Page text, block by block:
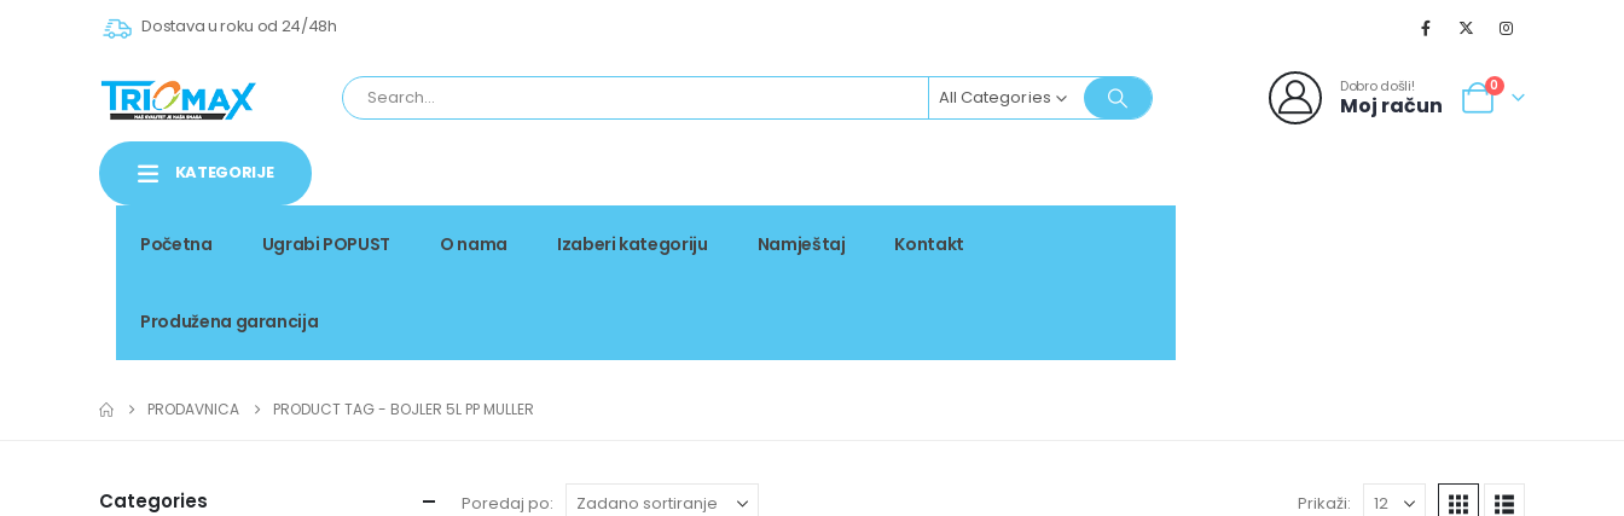
Dostava u roku od 24/48h
All Categories Dobro došli!
Moj račun
0
KATEGORIJE
Početna Ugrabi POPUST O nama Izaberi kategoriju Namještaj Kontakt
Produžena garancija
PRODAVNICA PRODUCT TAG - BOJLER 5L PP MULLER
Poredaj po: Prikaži:
Categories